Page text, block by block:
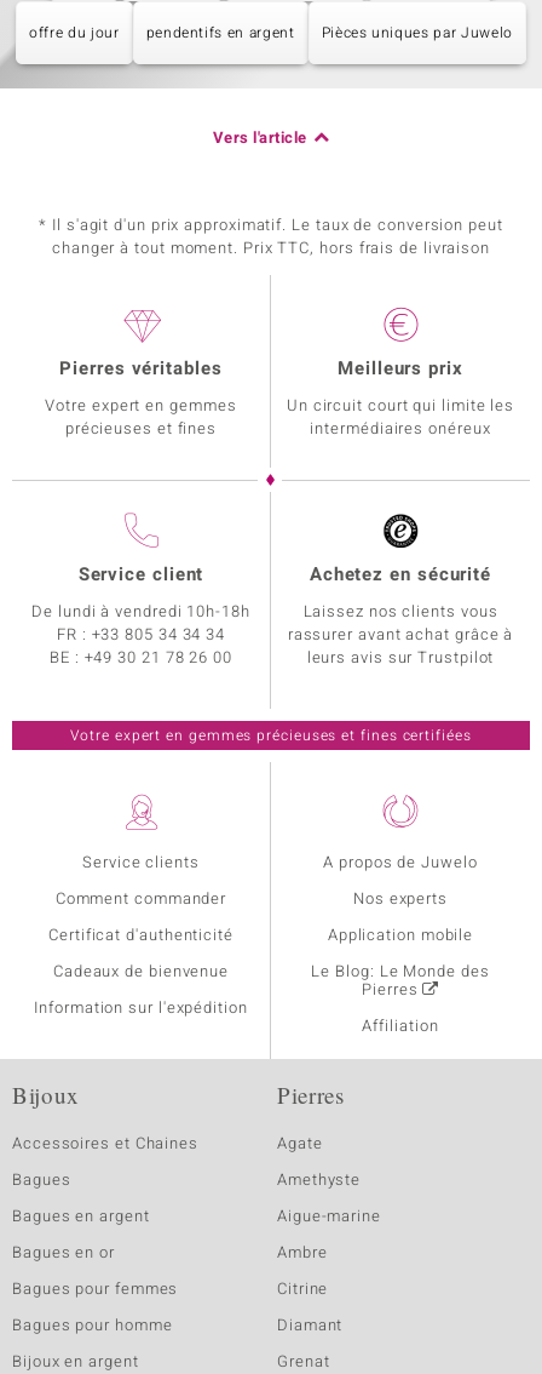
offre du jour pendentifs en argent Pièces uniques par Juwelo
Vers l'article
* Il s'agit d'un prix approximatif. Le taux de conversion peut
changer à tout moment. Prix TTC, hors frais de livraison
Service clients
Comment commander
Certificat d'authenticité
Cadeaux de bienvenue
Information sur l'expédition
A propos de Juwelo
Nos experts
Application mobile
Le Blog: Le Monde des
Pierres
Affiliation
Pierres véritables
Votre expert en gemmes
précieuses et fines
Meilleurs prix
Un circuit court qui limite les
intermédiaires onéreux
Service client
De lundi à vendredi 10h-18h
FR : +33 805 34 34 34
BE : +49 30 21 78 26 00
Achetez en sécurité
Laissez nos clients vous
rassurer avant achat grâce à
leurs avis sur Trustpilot
Votre expert en gemmes précieuses et fines certifiées
Bijoux
Accessoires et Chaines
Bagues
Bagues en argent
Bagues en or
Bagues pour femmes
Bagues pour homme
Bijoux en argent
Pierres
Agate
Amethyste
Aigue-marine
Ambre
Citrine
Diamant
Grenat